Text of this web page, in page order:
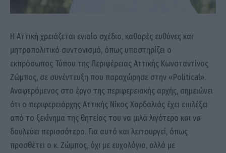
Η Αττική χρειάζεται ενιαίο σχέδιο, καθαρές ευθύνες και
μητροπολιτικό συντονισμό, όπως υποστηρίζει ο
εκπρόσωπος Τύπου της Περιφέρειας Αττικής Κωνσταντίνος
Ζώμπος, σε συνέντευξη που παραχώρησε στην «Political».
Αναφερόμενος στο έργο της περιφερειακής αρχής, σημειώνει
ότι ο περιφερειάρχης Αττικής Νίκος Χαρδαλιάς έχει επιλέξει
από το ξεκίνημα της θητείας του να μιλά λιγότερο και να
δουλεύει περισσότερο. Για αυτό και λειτουργεί, όπως
προσθέτει ο κ. Ζώμπος, όχι με ευχολόγια, αλλά με